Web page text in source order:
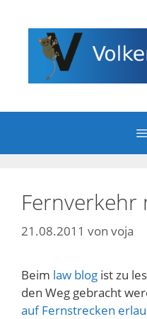
Inhalt
springen
Fernverkehr
21.08.2011 von voja
Beim law blog ist zu
den Weg gebracht
auf Fernstrecken